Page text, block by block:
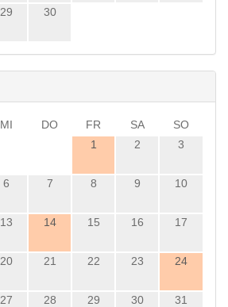
29 30
MI DO FR SA
SO
1
2 3
6 7 8 9 10
13 14 15 16 17
20 21 22 23 24
27 28 29 30 31